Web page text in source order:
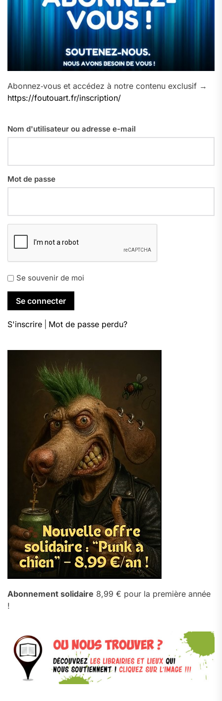
Abonnez‑vous et accédez à notre contenu exclusif →
https://foutouart.fr/inscription/
Nom d'utilisateur ou adresse e-mail
Mot de passe
Se souvenir de moi
S'inscrire Mot de passe perdu?
Abonnement solidaire 8,99 € pour la première année
!